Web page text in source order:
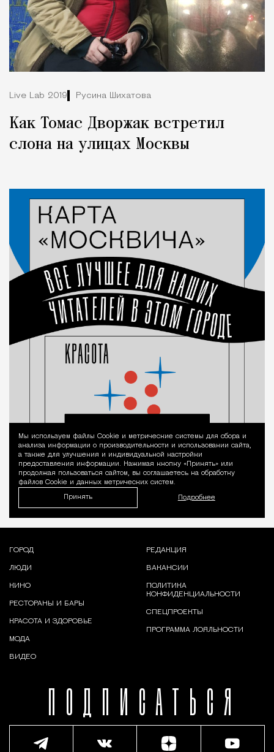
Live Lab 2019 Русина Шихатова
Как Томас Дворжак встретил
слона на улицах Москвы
Уведомление
Мы используем файлы Сookie и метрические системы для сбора и
анализа информации о производительности и использовании сайта,
а также для улучшения и индивидуальной настройки
предоставления информации. Нажимая кнопку «Принять» или
продолжая пользоваться сайтом, вы соглашаетесь на обработку
файлов Cookie и данных метрических систем.
Принять Подробнее
ПОДПИСАТЬСЯ
ГОРОД
ЛЮДИ
КИНО
РЕСТОРАНЫ И БАРЫ
КРАСОТА И ЗДОРОВЬЕ
МОДА
ВИДЕО
РЕДАКЦИЯ
ВАКАНСИИ
ПОЛИТИКА
КОНФИДЕНЦИАЛЬНОСТИ
СПЕЦПРОЕКТЫ
ПРОГРАММА ЛОЯЛЬНОСТИ